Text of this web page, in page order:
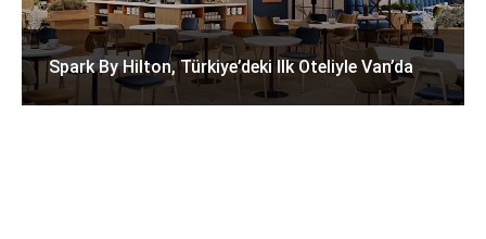
Spark By Hilton, Türkiye’deki Ilk Oteliyle Van’da